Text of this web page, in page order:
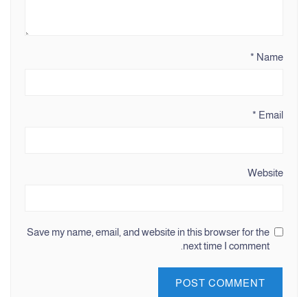
Name
*
Email
*
Website
Save my name, email, and website in this browser for the
next time I comment.